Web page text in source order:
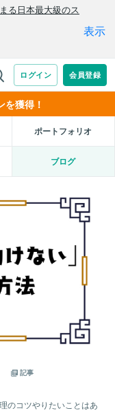
獲得！
ポートフォリオ
ブログ
記事
のコツやりたいことはあ